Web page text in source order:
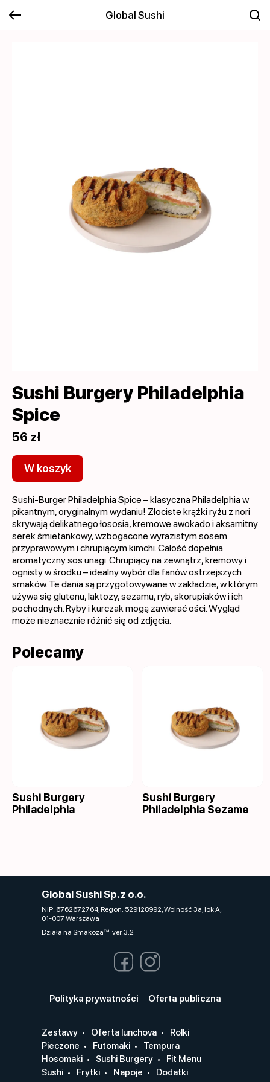
Global Sushi
Sushi Burgery Philadelphia
Spice
56 zł
W koszyk
Sushi-Burger Philadelphia Spice – klasyczna Philadelphia w
pikantnym, oryginalnym wydaniu! Złociste krążki ryżu z nori
skrywają delikatnego łososia, kremowe awokado i aksamitny
serek śmietankowy, wzbogacone wyrazistym sosem
przyprawowym i chrupiącym kimchi. Całość dopełnia
aromatyczny sos unagi. Chrupiący na zewnątrz, kremowy i
ognisty w środku – idealny wybór dla fanów ostrzejszych
smaków. Te dania są przygotowywane w zakładzie, w którym
używa się glutenu, laktozy, sezamu, ryb, skorupiaków i ich
pochodnych. Ryby i kurczak mogą zawierać ości. Wygląd
może nieznacznie różnić się od zdjęcia.
Polecamy
Sushi Burgery
Philadelphia
Sushi Burgery
Philadelphia Sezame
Global Sushi Sp. z o.o.
NIP: 6762672764, Regon: 529128992, Wolność 3a, lok A,
01-007 Warszawa
Działa na Smakozaver. 3.2
Polityka prywatności Oferta publiczna
Zestawy Oferta lunchova
Rolki
Pieczone
Futomaki
Tempura
Hosomaki
Sushi Burgery
Fit Menu
Sushi
Frytki Napoje Dodatki